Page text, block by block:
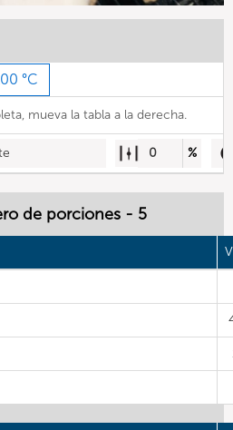
°C
mueva la tabla a la derecha.
0 %
de porciones - 5